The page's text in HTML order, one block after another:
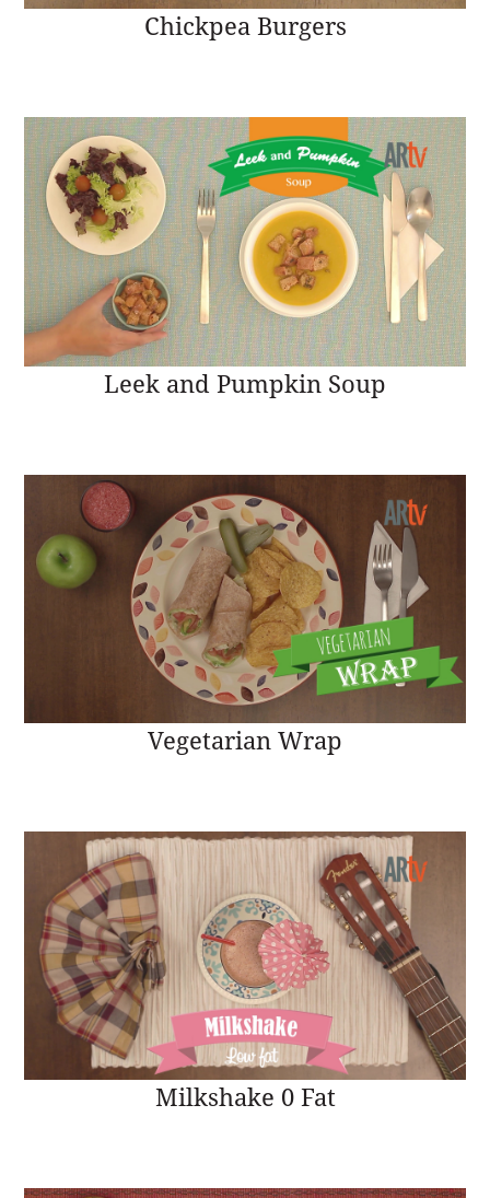
Chickpea Burgers
Leek and Pumpkin Soup
Vegetarian Wrap
Milkshake 0 Fat